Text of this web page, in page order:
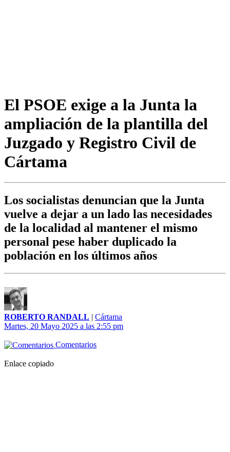
El PSOE exige a la Junta la
ampliación de la plantilla del
Juzgado y Registro Civil de
Cártama
Los socialistas denuncian que la Junta
vuelve a dejar a un lado las necesidades
de la localidad al mantener el mismo
personal pese haber duplicado la
población en los últimos años
ROBERTO RANDALL | Cártama
Martes, 20 Mayo 2025 a las 2:55 pm
Comentarios
Enlace copiado